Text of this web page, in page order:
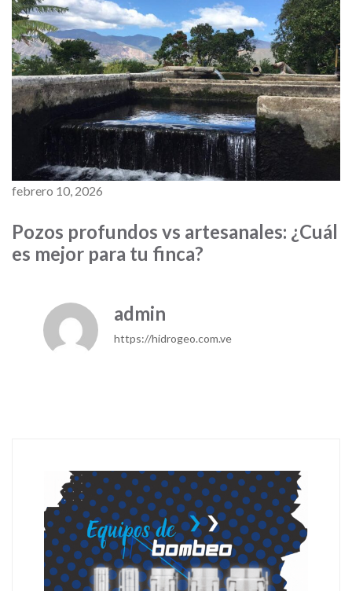
febrero 10, 2026
Pozos profundos vs artesanales: ¿Cuál
es mejor para tu finca?
admin
https://hidrogeo.com.ve